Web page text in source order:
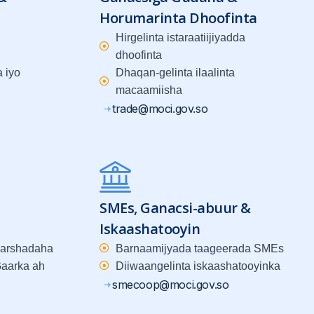
iyo
Horumarinta Dhoofinta
Hirgelinta istaraatiijiyadda
dhoofinta
Dhaqan-gelinta ilaalinta
macaamiisha
trade@moci.gov.so
ah
SMEs, Ganacsi-abuur &
Iskaashatooyin
Barnaamijyada taageerada SMEs
Diiwaangelinta iskaashatooyinka
smecoop@moci.gov.so